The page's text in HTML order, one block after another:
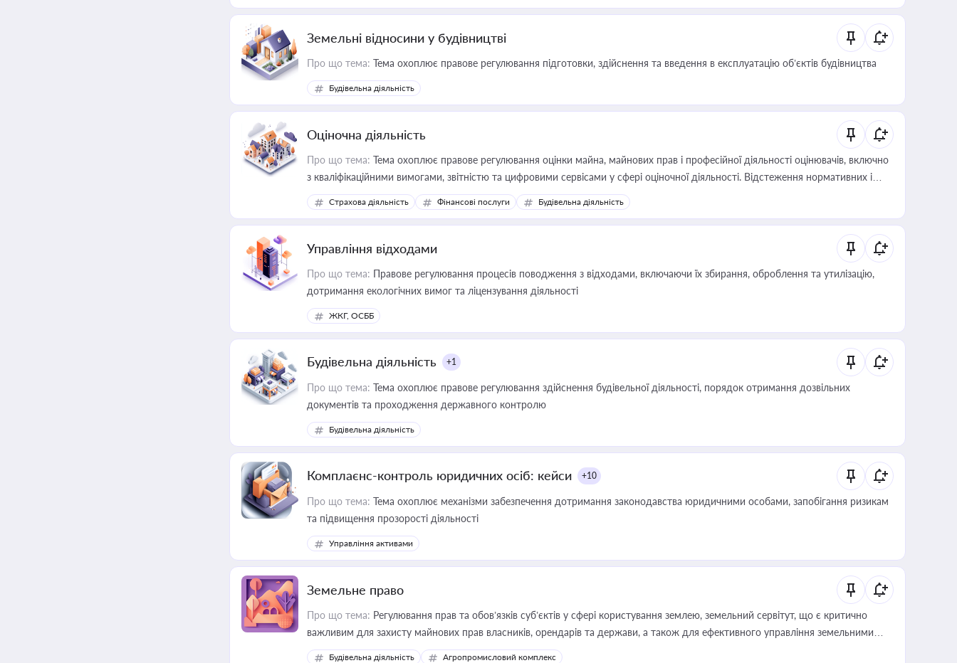
Земельні відносини у будівництві
Про що тема: Тема охоплює правове регулювання підготовки, здійснення та введення в експлуатацію об’єктів будівництва
Будівельна діяльність
Оціночна діяльність
Про що тема: Тема охоплює правове регулювання оцінки майна, майнових прав і професійної діяльності оцінювачів, включно
з кваліфікаційними вимогами, звітністю та цифровими сервісами у сфері оціночної діяльності. Відстеження нормативних і
медійних змін у цій сфері корисне для власника бізнесу, керівника, юриста або бухгалтера під час оподаткування,
приватизації, оренди державного майна, корпоративних угод і перевірки статусу суб'єктів оціночної діяльності
Страхова діяльність Фінансові послуги Будівельна діяльність
Управління відходами
Про що тема: Правове регулювання процесів поводження з відходами, включаючи їх збирання, оброблення та утилізацію,
дотримання екологічних вимог та ліцензування діяльності
ЖКГ, ОСББ
Будівельна діяльність +1
Про що тема: Тема охоплює правове регулювання здійснення будівельної діяльності, порядок отримання дозвільних
документів та проходження державного контролю
Будівельна діяльність
Комплаєнс-контроль юридичних осіб: кейси +10
Про що тема: Тема охоплює механізми забезпечення дотримання законодавства юридичними особами, запобігання ризикам
та підвищення прозорості діяльності
Управління активами
Земельне право
Про що тема: Регулювання прав та обов’язків суб’єктів у сфері користування землею, земельний сервітут, що є критично
важливим для захисту майнових прав власників, орендарів та держави, а також для ефективного управління земельними
ресурсами
Будівельна діяльність Агропромисловий комплекс